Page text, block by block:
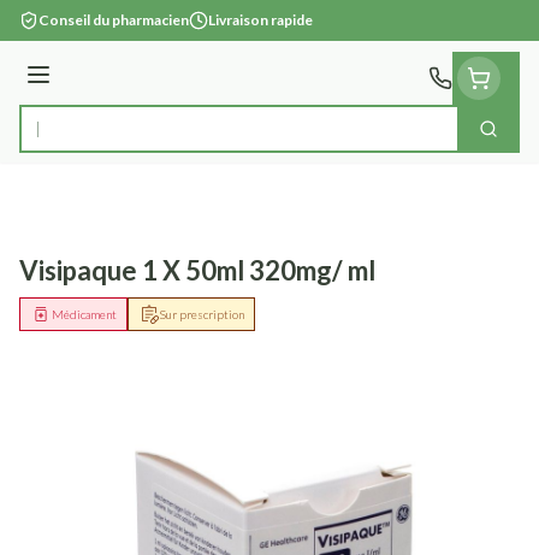
Aller au contenu
Conseil du pharmacien Livraison rapide
Menu
Rechercher
Visipaque 1 X 50ml 320mg/ ml
Sur prescription
Médicament